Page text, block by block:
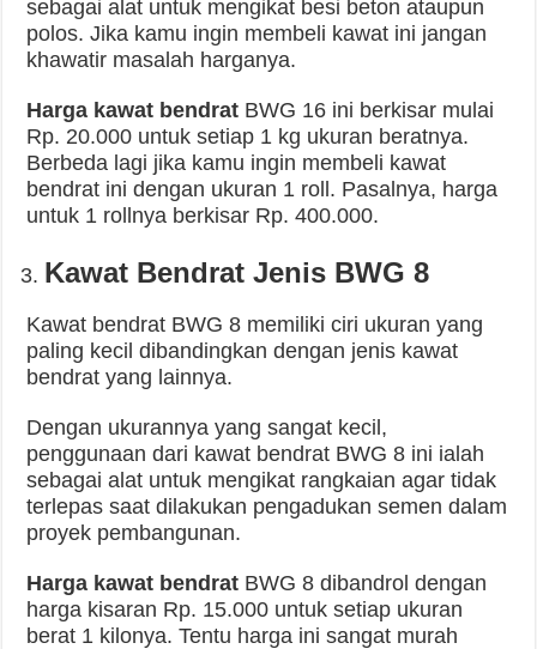
sebagai alat untuk mengikat besi beton ataupun
polos. Jika kamu ingin membeli kawat ini jangan
khawatir masalah harganya.
Harga kawat bendrat BWG 16 ini berkisar mulai
Rp. 20.000 untuk setiap 1 kg ukuran beratnya.
Berbeda lagi jika kamu ingin membeli kawat
bendrat ini dengan ukuran 1 roll. Pasalnya, harga
untuk 1 rollnya berkisar Rp. 400.000.
Kawat Bendrat Jenis BWG 8
Kawat bendrat BWG 8 memiliki ciri ukuran yang
paling kecil dibandingkan dengan jenis kawat
bendrat yang lainnya.
Dengan ukurannya yang sangat kecil,
penggunaan dari kawat bendrat BWG 8 ini ialah
sebagai alat untuk mengikat rangkaian agar tidak
terlepas saat dilakukan pengadukan semen dalam
proyek pembangunan.
Harga kawat bendrat BWG 8 dibandrol dengan
harga kisaran Rp. 15.000 untuk setiap ukuran
berat 1 kilonya. Tentu harga ini sangat murah